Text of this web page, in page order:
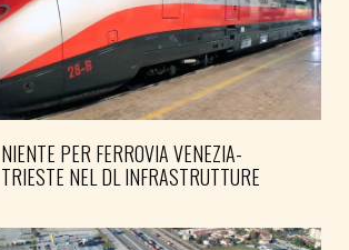
NIENTE PER FERROVIA VENEZIA-
TRIESTE NEL DL INFRASTRUTTURE